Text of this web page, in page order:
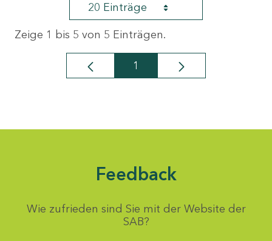
20 Einträge
Zeige 1 bis 5 von 5 Einträgen.
Seite
1
Feedback
Wie zufrieden sind Sie mit der Website der
SAB?